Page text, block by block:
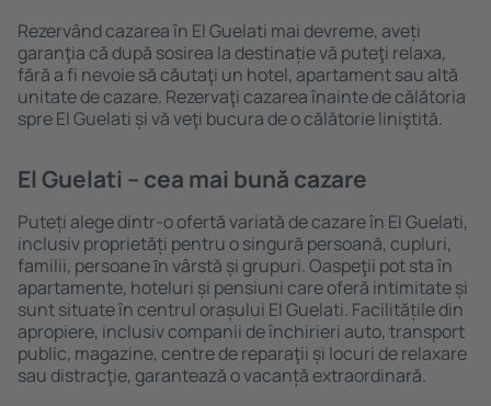
Rezervând cazarea în El Guelati mai devreme, aveți
garanţia că după sosirea la destinație vă puteţi relaxa,
fără a fi nevoie să căutaţi un hotel, apartament sau altă
unitate de cazare. Rezervaţi cazarea înainte de călătoria
spre El Guelati și vă veţi bucura de o călătorie liniştită.
El Guelati – cea mai bună cazare
Puteți alege dintr-o ofertă variată de cazare în El Guelati,
inclusiv proprietăți pentru o singură persoană, cupluri,
familii, persoane ȋn vârstă și grupuri. Oaspeţii pot sta în
apartamente, hoteluri și pensiuni care oferă intimitate și
sunt situate în centrul orașului El Guelati. Facilitățile din
apropiere, inclusiv companii de închirieri auto, transport
public, magazine, centre de reparaţii și locuri de relaxare
sau distracţie, garantează o vacanță extraordinară.